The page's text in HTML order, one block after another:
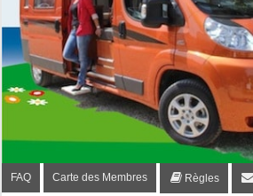
Fourgon-
Forum de conseils et d'entraide
FAQ Carte des Membres Règles